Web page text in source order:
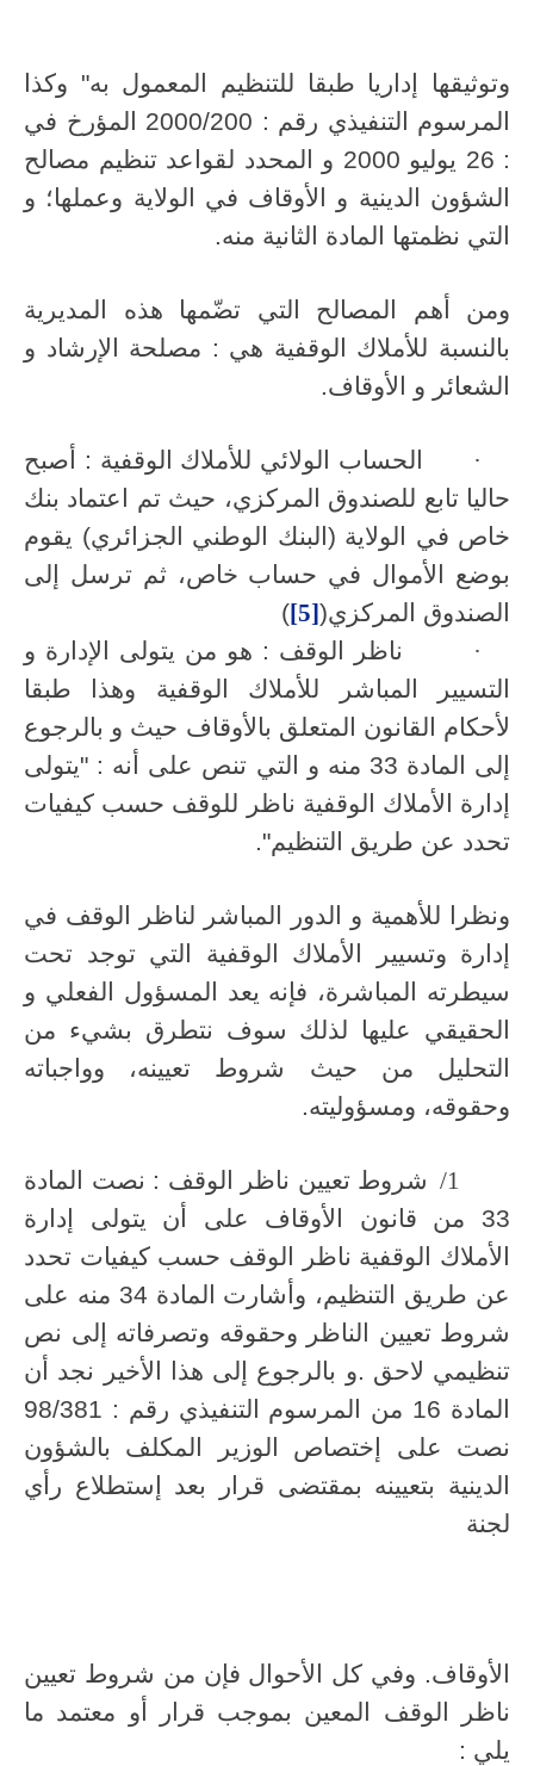
وتوثيقها إداريا طبقا للتنظيم المعمول به" وكذا
المرسوم التنفيذي رقم : 2000/200 المؤرخ في
: 26 يوليو 2000 و المحدد لقواعد تنظيم مصالح
الشؤون الدينية و الأوقاف في الولاية وعملها؛ و
التي نظمتها المادة الثانية منه.
ومن أهم المصالح التي تضّمها هذه المديرية
بالنسبة للأملاك الوقفية هي : مصلحة الإرشاد و
الشعائر و الأوقاف.
·
الحساب الولائي للأملاك الوقفية : أصبح
حاليا تابع للصندوق المركزي، حيث تم اعتماد بنك
خاص في الولاية (البنك الوطني الجزائري) يقوم
بوضع الأموال في حساب خاص، ثم ترسل إلى
الصندوق المركزي([5]
)
·
ناظر الوقف : هو من يتولى الإدارة و
التسيير المباشر للأملاك الوقفية وهذا طبقا
لأحكام القانون المتعلق بالأوقاف حيث و بالرجوع
إلى المادة 33 منه و التي تنص على أنه : "يتولى
إدارة الأملاك الوقفية ناظر للوقف حسب كيفيات
تحدد عن طريق التنظيم".
ونظرا للأهمية و الدور المباشر لناظر الوقف في
إدارة وتسيير الأملاك الوقفية التي توجد تحت
سيطرته المباشرة، فإنه يعد المسؤول الفعلي و
الحقيقي عليها لذلك سوف نتطرق بشيء من
التحليل من حيث شروط تعيينه، وواجباته
وحقوقه، ومسؤوليته.
1/
شروط تعيين ناظر الوقف : نصت المادة
33 من قانون الأوقاف على أن يتولى إدارة
الأملاك الوقفية ناظر الوقف حسب كيفيات تحدد
عن طريق التنظيم، وأشارت المادة 34 منه على
شروط تعيين الناظر وحقوقه وتصرفاته إلى نص
تنظيمي لاحق .و بالرجوع إلى هذا الأخير نجد أن
المادة 16 من المرسوم التنفيذي رقم : 98/381
نصت على إختصاص الوزير المكلف بالشؤون
الدينية بتعيينه بمقتضى قرار بعد إستطلاع رأي
لجنة
الأوقاف. وفي كل الأحوال فإن من شروط تعيين
ناظر الوقف المعين بموجب قرار أو معتمد ما
يلي :